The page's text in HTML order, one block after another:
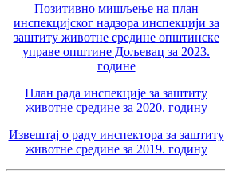
Позитивно мишљење на план
инспекцијског надзора инспекцији за
заштиту животне средине општинске
управе општине Дољевац за 2023.
године
План рада инспекције за заштиту
животне средине за 2020. годину
Извештај о раду инспектора за заштиту
животне средине за 2019. годину